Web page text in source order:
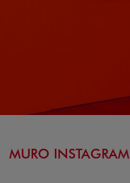
MURO INSTAGRAM